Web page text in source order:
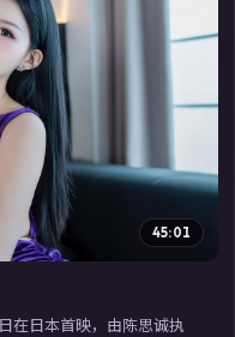
45:01
在日本首映，由陈思诚执